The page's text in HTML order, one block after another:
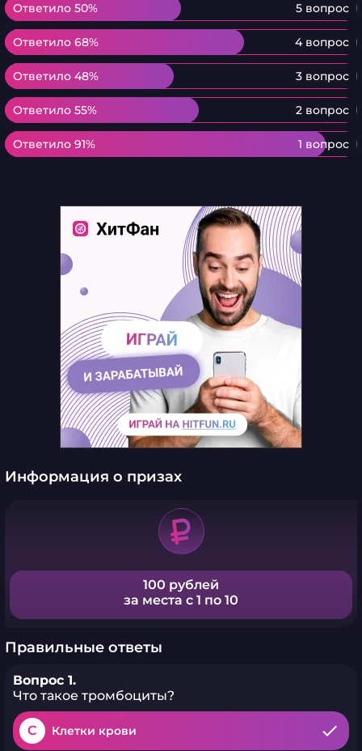
Ответило 50% 5 вопрос
Ответило 50%
Ответило 68% 4 вопрос
Ответило 68%
Ответило 48% 3 вопрос
Ответило 48%
Ответило 55% 2 вопрос
Ответило 55%
Ответило 91% 1 вопрос
Ответило 91%
Информация о призах
100 рублей
за места с 1 по 10
Правильные ответы
Вопрос 1.
Что такое тромбоциты?
C Клетки крови